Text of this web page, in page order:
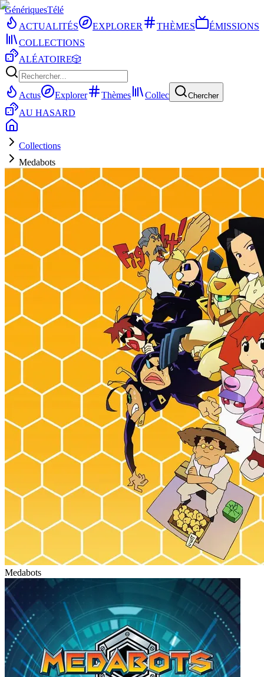
GénériquesTélé
ACTUALITÉS
EXPLORER THÈMES
ÉMISSIONS
COLLECTIONS
ALÉATOIRE🎲
Actus Explorer Thèmes Collec Chercher
AU HASARD
Collections
Medabots
Medabots